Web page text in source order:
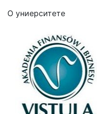
О униерситете